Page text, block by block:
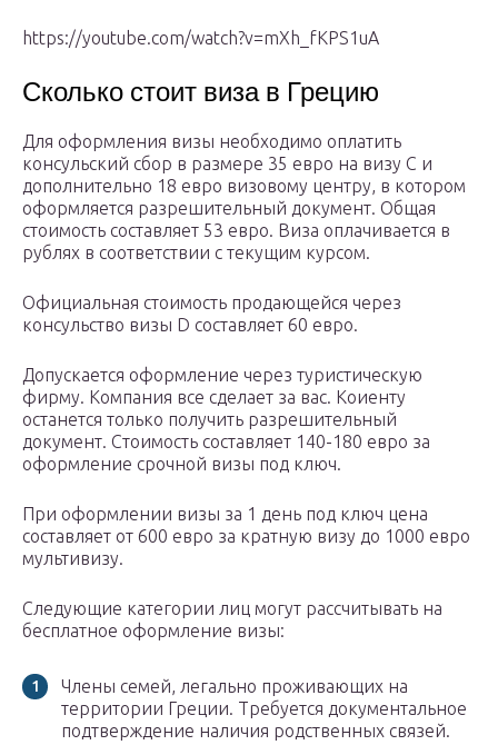
https://youtube.com/watch?v=mXh_fKPS1uA
Сколько стоит виза в Грецию
Для оформления визы необходимо оплатить
консульский сбор в размере 35 евро на визу С и
дополнительно 18 евро визовому центру, в котором
оформляется разрешительный документ. Общая
стоимость составляет 53 евро. Виза оплачивается в
рублях в соответствии с текущим курсом.
Официальная стоимость продающейся через
консульство визы D составляет 60 евро.
Допускается оформление через туристическую
фирму. Компания все сделает за вас. Коиенту
останется только получить разрешительный
документ. Стоимость составляет 140-180 евро за
оформление срочной визы под ключ.
При оформлении визы за 1 день под ключ цена
составляет от 600 евро за кратную визу до 1000 евро
мультивизу.
Следующие категории лиц могут рассчитывать на
бесплатное оформление визы:
Члены семей, легально проживающих на
территории Греции. Требуется документальное
подтверждение наличия родственных связей.